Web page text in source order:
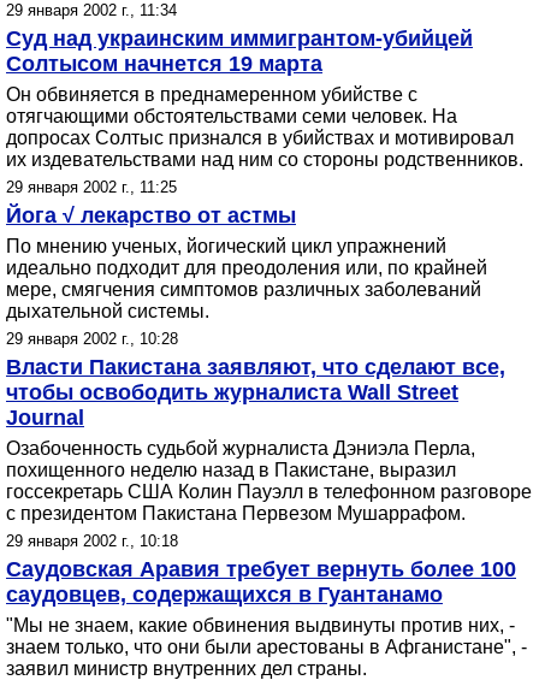
29 января 2002 г., 11:34
Суд над украинским иммигрантом-убийцей
Солтысом начнется 19 марта
Он обвиняется в преднамеренном убийстве с
отягчающими обстоятельствами семи человек. На
допросах Солтыс признался в убийствах и мотивировал
их издевательствами над ним со стороны родственников.
29 января 2002 г., 11:25
Йога √ лекарство от астмы
По мнению ученых, йогический цикл упражнений
идеально подходит для преодоления или, по крайней
мере, смягчения симптомов различных заболеваний
дыхательной системы.
29 января 2002 г., 10:28
Власти Пакистана заявляют, что сделают все,
чтобы освободить журналиста Wall Street
Journal
Озабоченность судьбой журналиста Дэниэла Перла,
похищенного неделю назад в Пакистане, выразил
госсекретарь США Колин Пауэлл в телефонном разговоре
с президентом Пакистана Первезом Мушаррафом.
29 января 2002 г., 10:18
Саудовская Аравия требует вернуть более 100
саудовцев, содержащихся в Гуантанамо
"Мы не знаем, какие обвинения выдвинуты против них, -
знаем только, что они были арестованы в Афганистане", -
заявил министр внутренних дел страны.